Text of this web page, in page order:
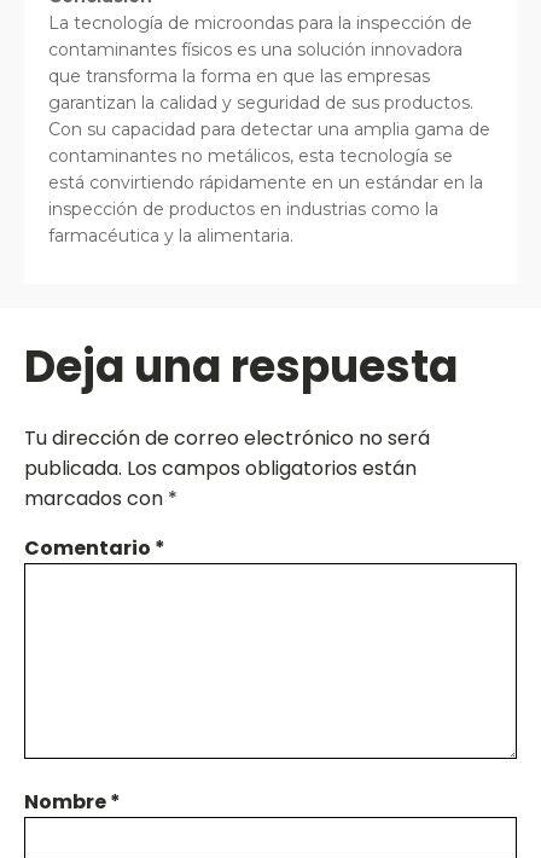
La tecnología de microondas para la inspección de
contaminantes físicos es una solución innovadora
que transforma la forma en que las empresas
garantizan la calidad y seguridad de sus productos.
Con su capacidad para detectar una amplia gama de
contaminantes no metálicos, esta tecnología se
está convirtiendo rápidamente en un estándar en la
inspección de productos en industrias como la
farmacéutica y la alimentaria.
Deja una respuesta
Tu dirección de correo electrónico no será
publicada. Los campos obligatorios están
marcados con *
Comentario *
Nombre*